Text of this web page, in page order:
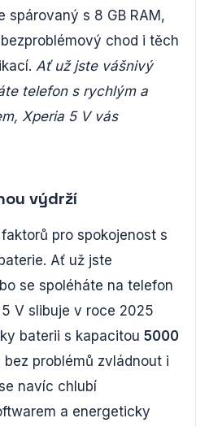
spárovaný s 8 GB RAM,
chod i těch
Ať už jste vášnivý
telefon s rychlým a
Xperia 5 V vás
výdrží
pro spokojenost s
Ať už jste
se spoléháte na telefon
V slibuje v roce 2025
baterii s kapacitou 5000
problémů zvládnout i
navíc chlubí
a energeticky